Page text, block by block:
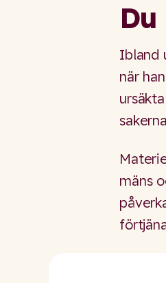
Ibland
när
mäns